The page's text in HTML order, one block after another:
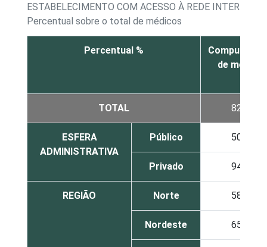
ESTABELECIMENTO COM ACESSO À REDE INTERNA
Percentual sobre o total de médicos
Percentual %
Computador
de mesa
TOTAL 82
ESFERA
ADMINISTRATIVA
Público 50
Privado 94
REGIÃO Norte 58
Nordeste 65